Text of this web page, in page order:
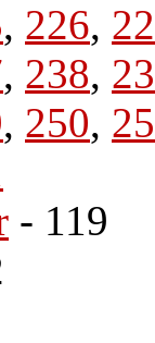
, 226,
, 238,
, 250,
- 119